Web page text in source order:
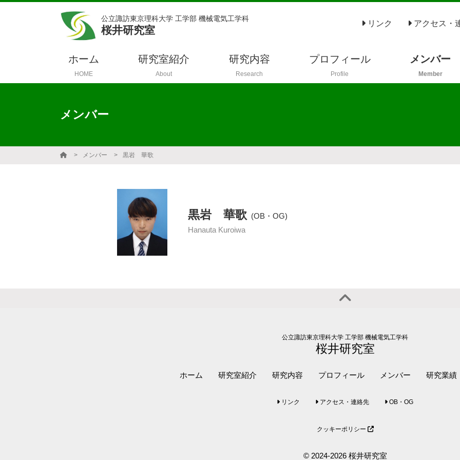
公立諏訪東京理科大学 工学部 機械電気工学科
桜井研究室
リンク アクセス・
ホーム
HOME
研究室紹介
About
研究内容
Research
プロフィール
Profile
メンバー
Member
メンバー
メンバー 黒岩 華歌
黒岩 華歌 (OB・OG)
Hanauta Kuroiwa
公立諏訪東京理科大学 工学部 機械電気工学科
桜井研究室
ホーム 研究室紹介 研究内容 プロフィール メンバー 研究業績
リンク アクセス・連絡先 OB・OG
クッキーポリシー
© 2024-2026 桜井研究室